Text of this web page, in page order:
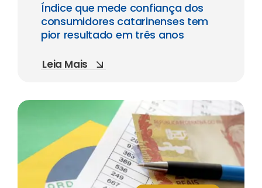
Índice que mede confiança dos
consumidores catarinenses tem
pior resultado em três anos
Leia Mais